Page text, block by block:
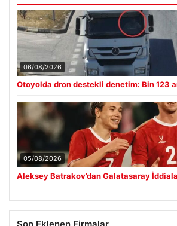
06/08/2026
Otoyolda dron destekli denetim: Bin 123
05/08/2026
Aleksey Batrakov’dan Galatasaray